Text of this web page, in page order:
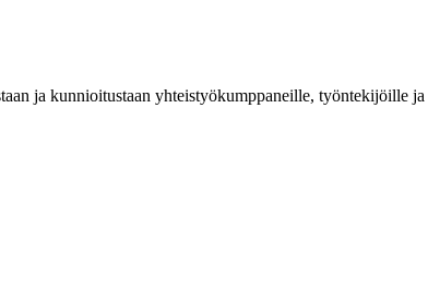
ja kunnioitustaan yhteistyökumppaneille, työntekijöille ja